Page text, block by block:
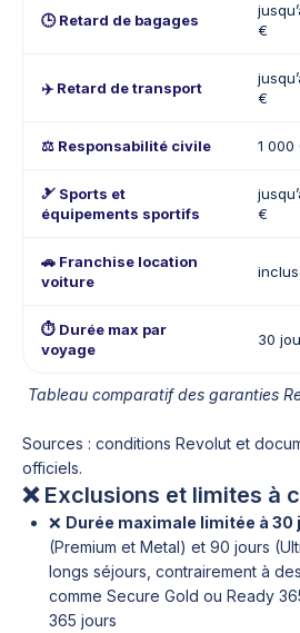
🕒 Retard de bagages
€
✈️ Retard de transport
€
⚖️ Responsabilité civile 1 000
🎿 Sports et
équipements sportifs
€
🚗 Franchise location
voiture
⏱️ Durée max par
voyage
30
Tableau comparatif des garanties
Sources : conditions Revolut et
officiels.
❌ Exclusions et limites à
❌ Durée maximale limitée à 30
(Premium et Metal) et 90 jours
longs séjours, contrairement à
comme Secure Gold ou Ready
365 jours